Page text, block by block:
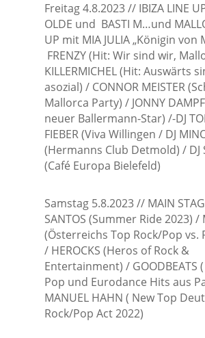
Freitag 4.8.2023 // IBIZA LINE
OLDE und BASTI M…und
UP mit MIA JULIA „Königin von
FRENZY (Hit: Wir sind wir,
KILLERMICHEL (Hit: Auswärts
asozial) / CONNOR MEISTER
Mallorca Party) / JONNY
neuer Ballermann-Star) /-DJ
FIEBER (Viva Willingen / DJ
(Hermanns Club Detmold) / DJ
(Café Europa Bielefeld)
Samstag 5.8.2023 // MAIN
SANTOS (Summer Ride 2023) /
(Österreichs Top Rock/Pop vs.
/ HEROCKS (Heros of Rock &
Entertainment) / GOODBEATS
Pop und Eurodance Hits aus
MANUEL HAHN ( New Top
Rock/Pop Act 2022)